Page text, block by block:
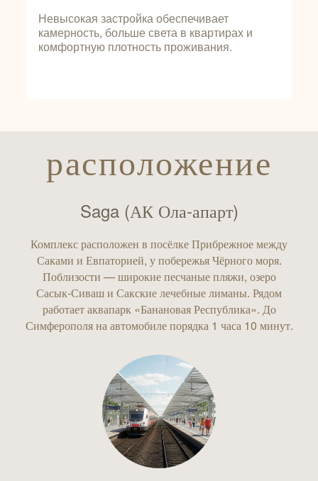
Невысокая застройка обеспечивает
камерность, больше света в квартирах и
комфортную плотность проживания.
расположение
Saga (АК Ола-апарт)
Комплекс расположен в посёлке Прибрежное между
Саками и Евпаторией, у побережья Чёрного моря.
Поблизости — широкие песчаные пляжи, озеро
Сасык‑Сиваш и Сакские лечебные лиманы. Рядом
работает аквапарк «Банановая Республика». До
Симферополя на автомобиле порядка 1 часа 10 минут.